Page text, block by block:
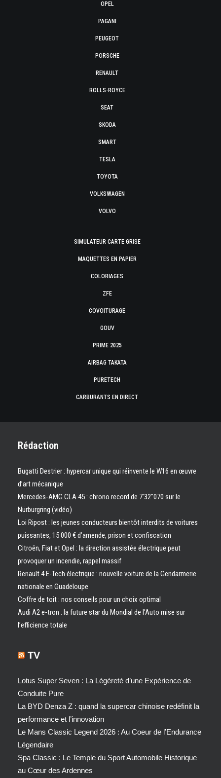
OPEL
PAGANI
PEUGEOT
PORSCHE
RENAULT
ROLLS-ROYCE
SEAT
SKODA
SMART
TESLA
TOYOTA
VOLKSWAGEN
VOLVO
SIMULATEUR CARTE GRISE
MAQUETTES EN PAPIER
COLORIAGES
ZFE
COVOITURAGE
GOUV
PRIME 2025
AIRBAG TAKATA
PURETECH
CARBURANTS EN DIRECT
Rédaction
Bugatti Destrier : hypercar unique qui réinvente le W16 en œuvre
d’art mécanique
Mercedes-AMG CLA 45 : chrono record de 7’32″070 sur le
Nürburgring (vidéo)
Loi Ripost : les jeunes conducteurs bientôt interdits de voitures
puissantes, 15 000 € d’amende, prison et confiscation
Citroën, Fiat et Opel : la direction assistée électrique peut
provoquer un incendie, rappel massif
Renault 4 E-Tech électrique : nouvelle voiture de la Gendarmerie
nationale en Guadeloupe
Coffre de toit : nos conseils pour un choix optimal
Audi A2 e-tron : la future star du Mondial de l’Auto mise sur
l’efficience totale
TV
Lotus Super Seven : La Légèreté d’une Expérience de
Conduite Pure
La BYD Denza Z : quand la supercar chinoise redéfinit la
performance et l’innovation
Le Mans Classic Legend 2026 : Au Coeur de l’Endurance
Légendaire
Spa Classic : Le Temple du Sport Automobile Historique
au Cœur des Ardennes